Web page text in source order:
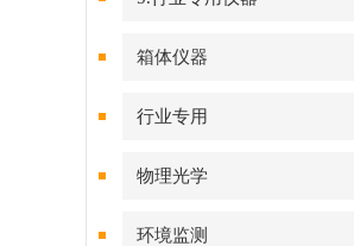
箱体仪器
行业专用
物理光学
环境监测